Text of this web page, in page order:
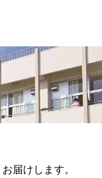
届けします。